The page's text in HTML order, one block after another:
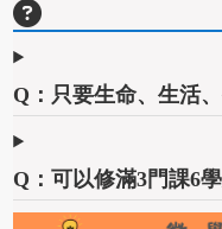
Q：只要生命、生活
Q：可以修滿3門課6